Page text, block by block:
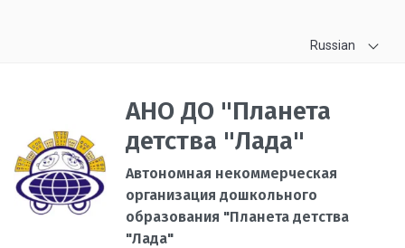
Russian
АНО ДО "Планета
детства "Лада"
Автономная некоммерческая
организация дошкольного
образования "Планета детства
"Лада"